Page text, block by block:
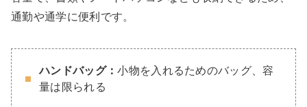
通勤や通学に便利です。
ハンドバッグ：小物を入れるためのバッグ、容
量は限られる